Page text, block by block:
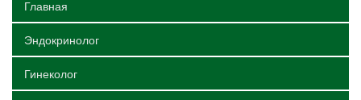
Главная
Эндокринолог
Гинеколог